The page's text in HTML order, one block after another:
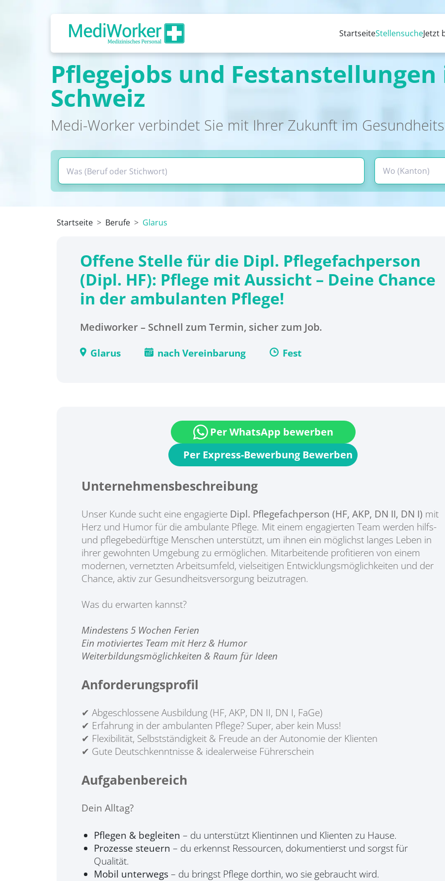
StartseiteStellensucheJetzt
Pflegejobs und
Schweiz
Medi-Worker verbindet Sie mit Ihrer Zukunft im
Startseite Berufe Glarus
Offene Stelle für die Dipl. Pflegefachperson
(Dipl. HF): Pflege mit Aussicht – Deine Chance
in der ambulanten Pflege!
Mediworker – Schnell zum Termin, sicher zum Job.
Glarus nach Vereinbarung Fest
Per Express-Bewerbung Bewerben
Per WhatsApp bewerben
Unternehmensbeschreibung
Unser Kunde sucht eine engagierte Dipl. Pflegefachperson (HF, AKP, DN II, DN I) mit
Herz und Humor für die ambulante Pflege. Mit einem engagierten Team werden hilfs-
und pflegebedürftige Menschen unterstützt, um ihnen ein möglichst langes Leben in
ihrer gewohnten Umgebung zu ermöglichen. Mitarbeitende profitieren von einem
modernen, vernetzten Arbeitsumfeld, vielseitigen Entwicklungsmöglichkeiten und der
Chance, aktiv zur Gesundheitsversorgung beizutragen.
Was du erwarten kannst?
Mindestens 5 Wochen Ferien
Ein motiviertes Team mit Herz & Humor
Weiterbildungsmöglichkeiten & Raum für Ideen
Anforderungsprofil
✔ Abgeschlossene Ausbildung (HF, AKP, DN II, DN I, FaGe)
✔ Erfahrung in der ambulanten Pflege? Super, aber kein Muss!
✔ Flexibilität, Selbstständigkeit & Freude an der Autonomie der Klienten
✔ Gute Deutschkenntnisse & idealerweise Führerschein
Aufgabenbereich
Dein Alltag?
Pflegen & begleiten – du unterstützt Klientinnen und Klienten zu Hause.
Prozesse steuern – du erkennst Ressourcen, dokumentierst und sorgst für
Qualität.
Mobil unterwegs– du bringst Pflege dorthin, wo sie gebraucht wird.